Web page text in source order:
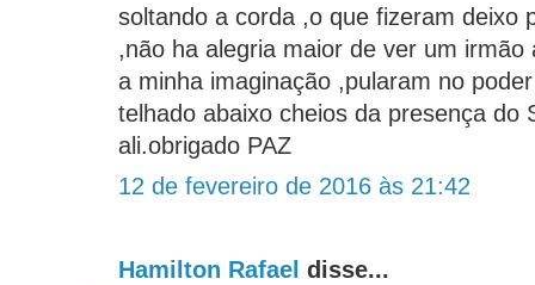
soltando a corda ,o que fizeram deixo
,não ha alegria maior de ver um irmão
a minha imaginação ,pularam no
telhado abaixo cheios da presença do
ali.obrigado PAZ
12 de fevereiro de 2016 às 21:42
Hamilton Rafael disse...